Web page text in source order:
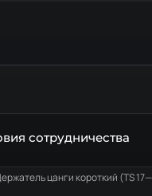
сотрудничества
цанги короткий (TS